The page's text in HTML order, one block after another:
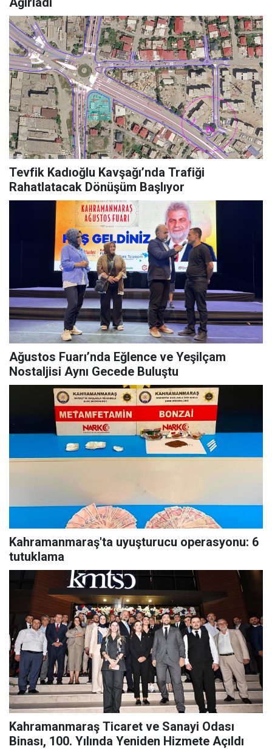
Tevfik Kadıoğlu Kavşağı’nda Trafiği
Rahatlatacak Dönüşüm Başlıyor
Ağustos Fuarı’nda Eğlence ve Yeşilçam
Nostaljisi Aynı Gecede Buluştu
Kahramanmaraş'ta uyuşturucu operasyonu: 6
tutuklama
Kahramanmaraş Ticaret ve Sanayi Odası
Binası, 100. Yılında Yeniden Hizmete Açıldı